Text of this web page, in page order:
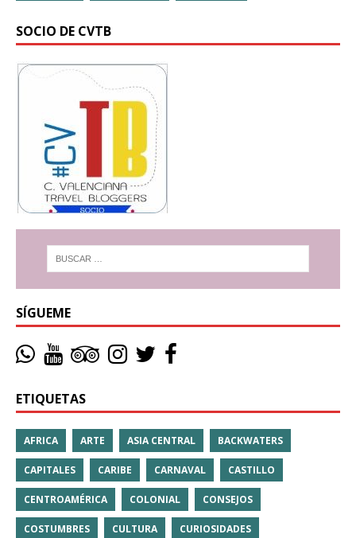
SOCIO DE CVTB
SÍGUEME
ETIQUETAS
AFRICA ARTE ASIA CENTRAL BACKWATERS
CAPITALES CARIBE CARNAVAL CASTILLO
CENTROAMÉRICA COLONIAL CONSEJOS
COSTUMBRES CULTURA CURIOSIDADES